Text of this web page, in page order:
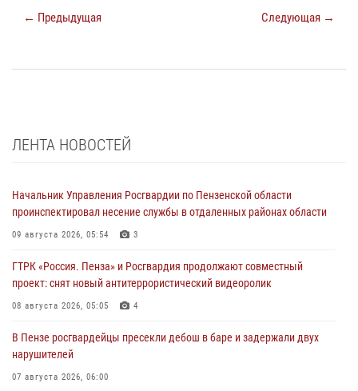
← Предыдущая Следующая →
ЛЕНТА НОВОСТЕЙ
Начальник Управления Росгвардии по Пензенской области
проинспектировал несение службы в отдаленных районах области
09 августа 2026, 05:54 3
ГТРК «Россия. Пенза» и Росгвардия продолжают совместный
проект: снят новый антитеррористический видеоролик
08 августа 2026, 05:05 4
В Пензе росгвардейцы пресекли дебош в баре и задержали двух
нарушителей
07 августа 2026, 06:00